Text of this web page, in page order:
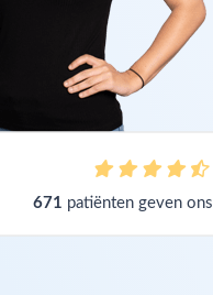
671 patiënten geven ons